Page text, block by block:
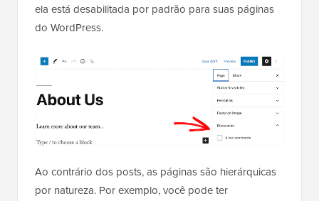
ela está desabilitada por padrão para suas páginas
do WordPress.
Ao contrário dos posts, as páginas são hierárquicas
por natureza. Por exemplo, você pode ter